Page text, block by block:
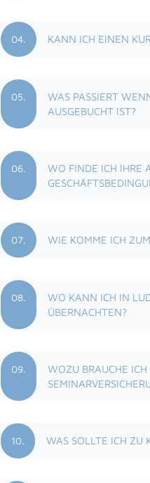
04. KANN ICH EINEN
05.
WAS PASSIERT
AUSGEBUCHT IST?
06.
WO FINDE ICH IHRE
07. WIE KOMME ICH
08.
WO KANN ICH IN
ÜBERNACHTEN?
09.
WOZU BRAUCHE ICH
10. WAS SOLLTE ICH ZU